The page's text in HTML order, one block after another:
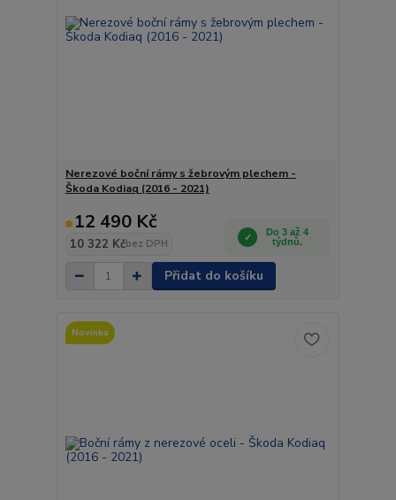
Nerezové boční rámy s žebrovým plechem -
Škoda Kodiaq (2016 - 2021)
12 490 Kč
10 322 Kčbez DPH
Do 3 až 4
týdnů.
Přidat do košíku
Novinka